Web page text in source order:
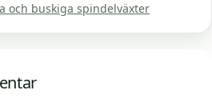
och buskiga spindelväxter